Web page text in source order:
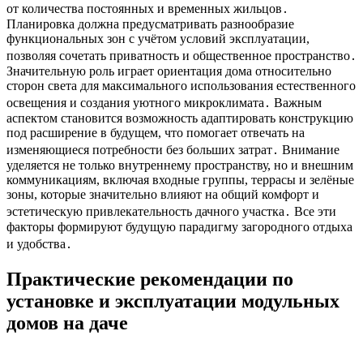
от количества постоянных и временных жильцов․
Планировка должна предусматривать разнообразие
функциональных зон с учётом условий эксплуатации,
позволяя сочетать приватность и общественное пространство․
Значительную роль играет ориентация дома относительно
сторон света для максимального использования естественного
освещения и создания уютного микроклимата․ Важным
аспектом становится возможность адаптировать конструкцию
под расширение в будущем, что помогает отвечать на
изменяющиеся потребности без больших затрат․ Внимание
уделяется не только внутреннему пространству, но и внешним
коммуникациям, включая входные группы, террасы и зелёные
зоны, которые значительно влияют на общий комфорт и
эстетическую привлекательность дачного участка․ Все эти
факторы формируют будущую парадигму загородного отдыха
и удобства․
Практические рекомендации по
установке и эксплуатации модульных
домов на даче